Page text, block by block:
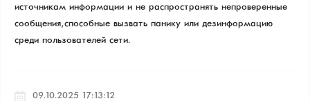
источникам информации и не распространять непроверенные
сообщения, способные вызвать панику или дезинформацию
среди пользователей сети.
09.10.2025 17:13:12